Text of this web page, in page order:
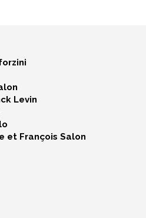
Levin
et François Salon